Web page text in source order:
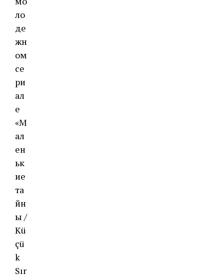
ло
де
жн
ом
се
ри
ал
е
«М
ал
ен
ьк
ие
та
йн
ы /
Kü
çü
k
Sır